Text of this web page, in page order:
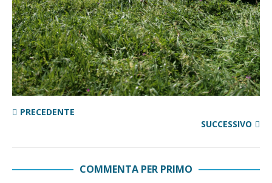
PRECEDENTE
SUCCESSIVO
COMMENTA PER PRIMO